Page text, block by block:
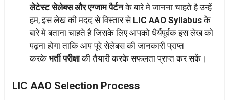
लेटेस्ट सेलेबस और एग्जाम पैर्टनके बारे मे जानना चाहते है उन्हें
हम, इस लेख की मदद से विस्तार से LIC AAO Syllabusके
बारे मे बताना चाहते है जिसके लिए आपको धैर्यपूर्वक इस लेख को
पढ़ना होगा ताकि आप पूरे सेलेबस की जानकारी प्राप्त
करके भर्ती परीक्षाकी तैयारी करके सफलता प्राप्त कर सकें।
LIC AAO Selection Process